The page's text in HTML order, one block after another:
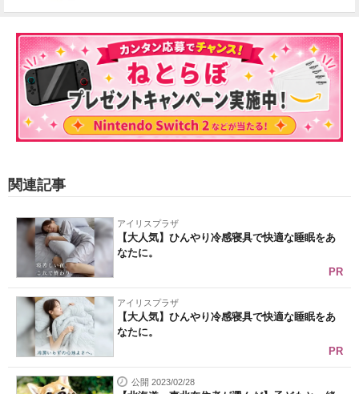
関連記事
アイリスプラザ
【大人気】ひんやり冷感寝具で快適な睡眠をあ
なたに。
PR
アイリスプラザ
【大人気】ひんやり冷感寝具で快適な睡眠をあ
なたに。
PR
公開 2023/02/28